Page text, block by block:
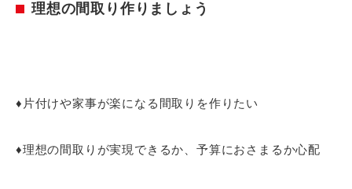
理想の間取り作りましょう
♦片付けや家事が楽になる間取りを作りたい
♦理想の間取りが実現できるか、予算におさまるか心配